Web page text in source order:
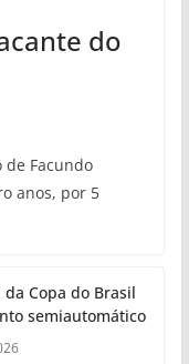
do
Facundo
anos, por 5
Copa do Brasil
semiautomático